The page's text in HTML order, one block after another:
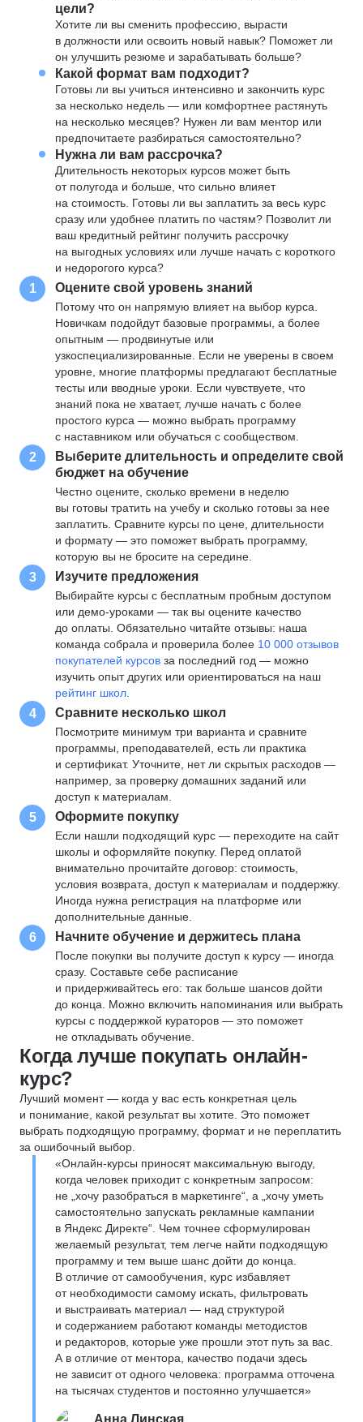
цели?
Хотите ли вы сменить профессию, вырасти
в должности или освоить новый навык? Поможет ли
он улучшить резюме и зарабатывать больше?
Какой формат вам подходит?
Готовы ли вы учиться интенсивно и закончить курс
за несколько недель — или комфортнее растянуть
на несколько месяцев? Нужен ли вам ментор или
предпочитаете разбираться самостоятельно?
Нужна ли вам рассрочка?
Длительность некоторых курсов может быть
от полугода и больше, что сильно влияет
на стоимость. Готовы ли вы заплатить за весь курс
сразу или удобнее платить по частям? Позволит ли
ваш кредитный рейтинг получить рассрочку
на выгодных условиях или лучше начать с короткого
и недорогого курса?
1 Оцените свой уровень знаний
Потому что он напрямую влияет на выбор курса.
Новичкам подойдут базовые программы, а более
опытным — продвинутые или
узкоспециализированные. Если не уверены в своем
уровне, многие платформы предлагают бесплатные
тесты или вводные уроки. Если чувствуете, что
знаний пока не хватает, лучше начать с более
простого курса — можно выбрать программу
с наставником или обучаться с сообществом.
2
Выберите длительность и определите свой
бюджет на обучение
Честно оцените, сколько времени в неделю
вы готовы тратить на учебу и сколько готовы за нее
заплатить. Сравните курсы по цене, длительности
и формату — это поможет выбрать программу,
которую вы не бросите на середине.
3 Изучите предложения
Выбирайте курсы с бесплатным пробным доступом
или демо-уроками — так вы оцените качество
до оплаты. Обязательно читайте отзывы: наша
команда собрала и проверила более 10 000 отзывов
покупателей курсов за последний год — можно
изучить опыт других или ориентироваться на наш
рейтинг школ
4 Сравните несколько школ
Посмотрите минимум три варианта и сравните
программы, преподавателей, есть ли практика
и сертификат. Уточните, нет ли скрытых расходов —
например, за проверку домашних заданий или
доступ к материалам.
5 Оформите покупку
Если нашли подходящий курс — переходите на сайт
школы и оформляйте покупку. Перед оплатой
внимательно прочитайте договор: стоимость,
условия возврата, доступ к материалам и поддержку.
Иногда нужна регистрация на платформе или
дополнительные данные.
6 Начните обучение и держитесь плана
После покупки вы получите доступ к курсу — иногда
сразу. Составьте себе расписание
и придерживайтесь его: так больше шансов дойти
до конца. Можно включить напоминания или выбрать
курсы с поддержкой кураторов — это поможет
не откладывать обучение.
Когда лучше покупать онлайн-
курс?
Лучший момент — когда у вас есть конкретная цель
и понимание, какой результат вы хотите. Это поможет
выбрать подходящую программу, формат и не переплатить
за ошибочный выбор.
«Онлайн-курсы приносят максимальную выгоду,
когда человек приходит с конкретным запросом:
не „хочу разобраться в маркетинге“, а „хочу уметь
самостоятельно запускать рекламные кампании
в Яндекс Директе“. Чем точнее сформулирован
желаемый результат, тем легче найти подходящую
программу и тем выше шанс дойти до конца.
В отличие от самообучения, курс избавляет
от необходимости самому искать, фильтровать
и выстраивать материал — над структурой
и содержанием работают команды методистов
и редакторов, которые уже прошли этот путь за вас.
А в отличие от ментора, качество подачи здесь
не зависит от одного человека: программа отточена
на тысячах студентов и постоянно улучшается»
Анна Линская